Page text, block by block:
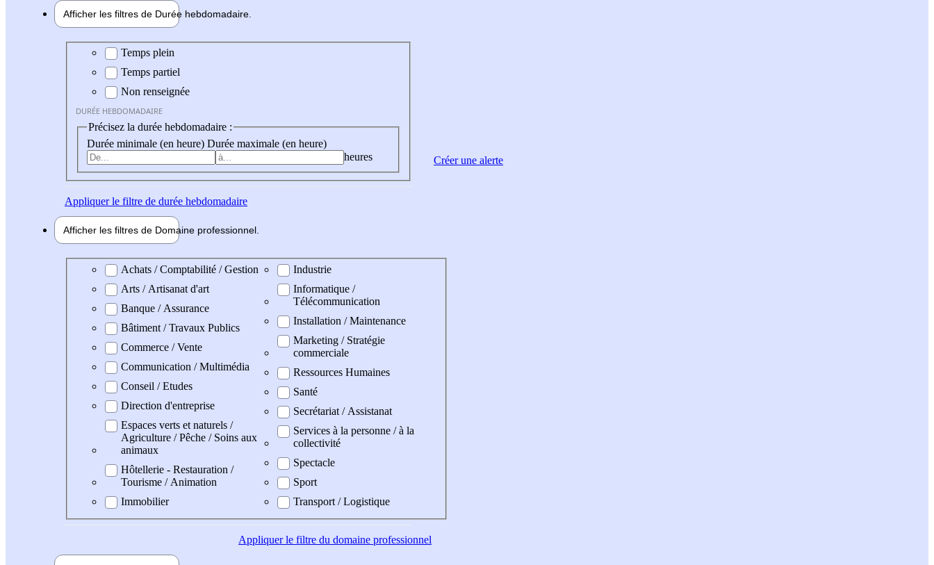
Afficher les filtres de Durée hebdomadaire
Durée hebdomadaire
Temps plein
Temps partiel
Non renseignée
DURÉE HEBDOMADAIRE
Précisez la durée hebdomadaire :
Durée minimale (en heure) Durée maximale (en heure)
heures
Appliquerle filtre de durée hebdomadaire
Afficher les filtres de Domaine professionnel
Domaine professionel
Achats / Comptabilité / Gestion
Arts / Artisanat d'art
Banque / Assurance
Bâtiment / Travaux Publics
Commerce / Vente
Communication / Multimédia
Conseil / Etudes
Direction d'entreprise
Espaces verts et naturels /
Agriculture / Pêche / Soins aux
animaux
Hôtellerie - Restauration /
Tourisme / Animation
Immobilier
Industrie
Informatique /
Télécommunication
Installation / Maintenance
Marketing / Stratégie
commerciale
Ressources Humaines
Santé
Secrétariat / Assistanat
Services à la personne / à la
collectivité
Spectacle
Sport
Transport / Logistique
Appliquerle filtre du domaine professionnel
Créer une alerte